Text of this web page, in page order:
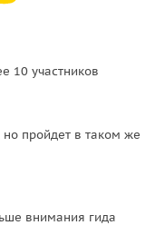
10 участников
пройдет в таком же
внимания гида